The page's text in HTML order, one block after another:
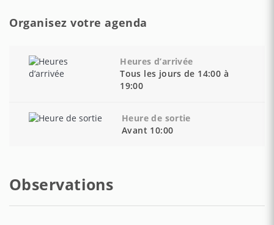
Organisez votre agenda
Heures d’arrivée
Tous les jours de 14:00 à
19:00
Heure de sortie
Avant 10:00
Observations